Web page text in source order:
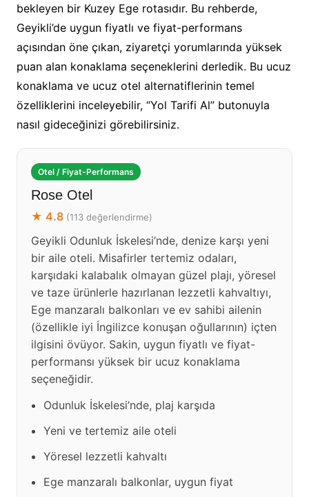
bekleyen bir Kuzey Ege rotasıdır. Bu rehberde,
Geyikli’de uygun fiyatlı ve fiyat-performans
açısından öne çıkan, ziyaretçi yorumlarında yüksek
puan alan konaklama seçeneklerini derledik. Bu ucuz
konaklama ve ucuz otel alternatiflerinin temel
özelliklerini inceleyebilir, “Yol Tarifi Al” butonuyla
nasıl gideceğinizi görebilirsiniz.
Otel / Fiyat-Performans
Rose Otel
★ 4.8 (113 değerlendirme)
Geyikli Odunluk İskelesi’nde, denize karşı yeni
bir aile oteli. Misafirler tertemiz odaları,
karşıdaki kalabalık olmayan güzel plajı, yöresel
ve taze ürünlerle hazırlanan lezzetli kahvaltıyı,
Ege manzaralı balkonları ve ev sahibi ailenin
(özellikle iyi İngilizce konuşan oğullarının) içten
ilgisini övüyor. Sakin, uygun fiyatlı ve fiyat-
performansı yüksek bir ucuz konaklama
seçeneğidir.
Odunluk İskelesi’nde, plaj karşıda
Yeni ve tertemiz aile oteli
Yöresel lezzetli kahvaltı
Ege manzaralı balkonlar, uygun fiyat